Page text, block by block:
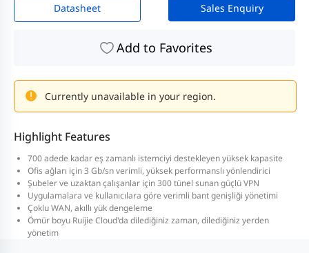
Datasheet Sales Enquiry
Add to Favorites
Currently unavailable in your region.
Highlight Features
700 adede kadar eş zamanlı istemciyi destekleyen yüksek kapasite
Ofis ağları için 3 Gb/sn verimli, yüksek performanslı yönlendirici
Şubeler ve uzaktan çalışanlar için 300 tünel sunan güçlü VPN
Uygulamalara ve kullanıcılara göre verimli bant genişliği yönetimi
Çoklu WAN, akıllı yük dengeleme
Ömür boyu Ruijie Cloud'da dilediğiniz zaman, dilediğiniz yerden
yönetim